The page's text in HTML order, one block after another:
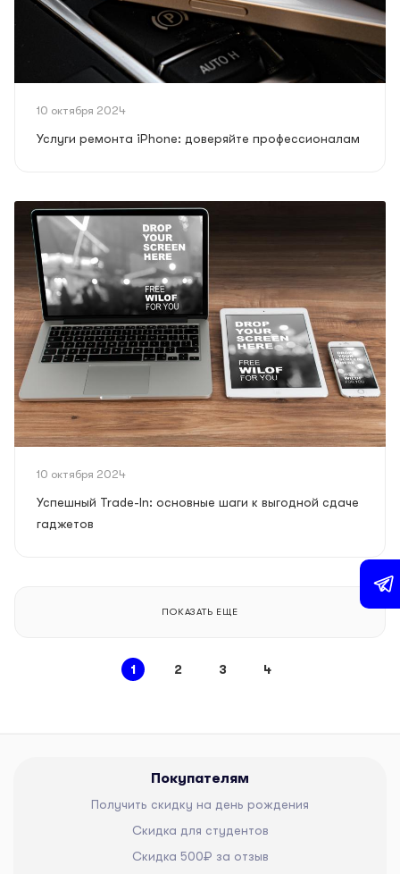
10 октября 2024
Услуги ремонта iPhone: доверяйте профессионалам
10 октября 2024
Успешный Trade-In: основные шаги к выгодной сдаче
гаджетов
ПОКАЗАТЬ ЕЩЕ
1 2 3 4
Покупателям
Получить скидку на день рождения
Скидка для студентов
Скидка 500₽ за отзыв